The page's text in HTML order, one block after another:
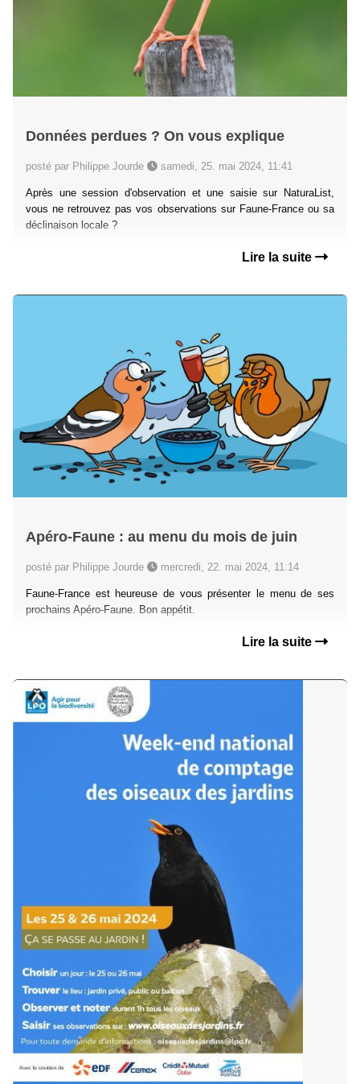
Données perdues ? On vous explique
posté par Philippe Jourde samedi, 25. mai 2024, 11:41
Après une session d'observation et une saisie sur NaturaList,
vous ne retrouvez pas vos observations sur Faune-France ou sa
déclinaison locale ?
Lire la suite
Apéro-Faune : au menu du mois de juin
posté par Philippe Jourde mercredi, 22. mai 2024, 11:14
Faune-France est heureuse de vous présenter le menu de ses
prochains Apéro-Faune. Bon appétit.
Lire la suite